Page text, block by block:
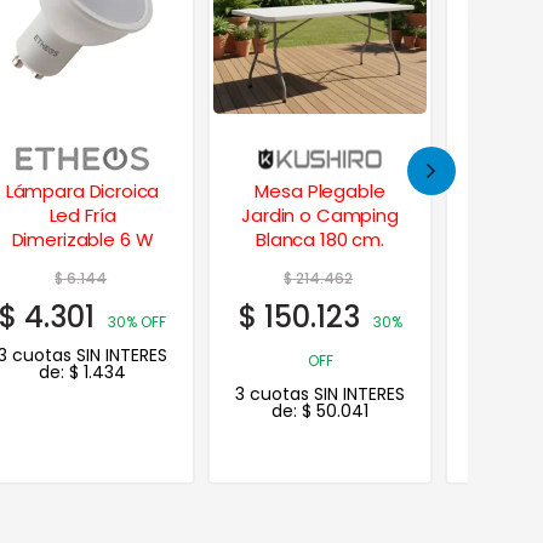
Lámpara Dicroica
Led Fría
Dimerizable 6 W
$6.144
$ 4.301 30% OFF
cuotas SIN INTERES
de: $ 1.434
Mesa Plegable
Jardin o Camping
Blanca 180 cm.
$214.462
$ 150.123
30%
OFF
3 cuotas SIN INTERES
de: $ 50.041